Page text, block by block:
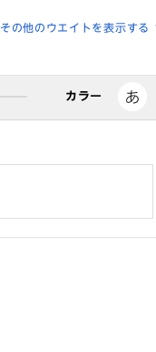
その他のウエイトを表示する
カラー